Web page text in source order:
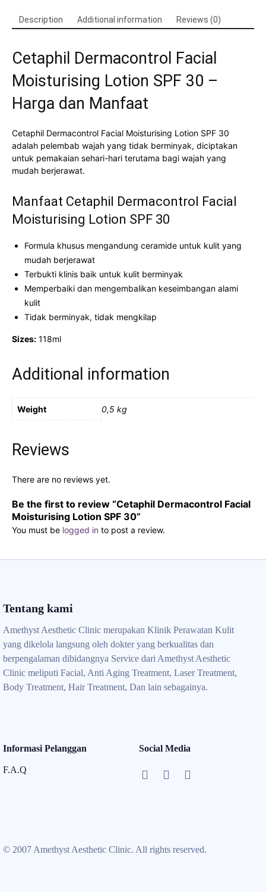
Description Additional information Reviews (0)
Cetaphil Dermacontrol Facial
Moisturising Lotion SPF 30 –
Harga dan Manfaat
Cetaphil Dermacontrol Facial Moisturising Lotion SPF 30
adalah pelembab wajah yang tidak berminyak, diciptakan
untuk pemakaian sehari-hari terutama bagi wajah yang
mudah berjerawat.
Manfaat Cetaphil Dermacontrol Facial
Moisturising Lotion SPF 30
Formula khusus mengandung ceramide untuk kulit yang
mudah berjerawat
Terbukti klinis baik untuk kulit berminyak
Memperbaiki dan mengembalikan keseimbangan alami
kulit
Tidak berminyak, tidak mengkilap
Sizes: 118ml
Additional information
Weight 0,5 kg
Reviews
There are no reviews yet.
Be the first to review “Cetaphil Dermacontrol Facial
Moisturising Lotion SPF 30”
You must be logged in to post a review.
Tentang kami
Amethyst Aesthetic Clinic merupakan Klinik Perawatan Kulit
yang dikelola langsung oleh dokter yang berkualitas dan
berpengalaman dibidangnya Service dari Amethyst Aesthetic
Clinic meliputi Facial, Anti Aging Treatment, Laser Treatment,
Body Treatment, Hair Treatment, Dan lain sebagainya.
Informasi Pelanggan
F.A.Q
Social Media
© 2007 Amethyst Aesthetic Clinic. All rights reserved.